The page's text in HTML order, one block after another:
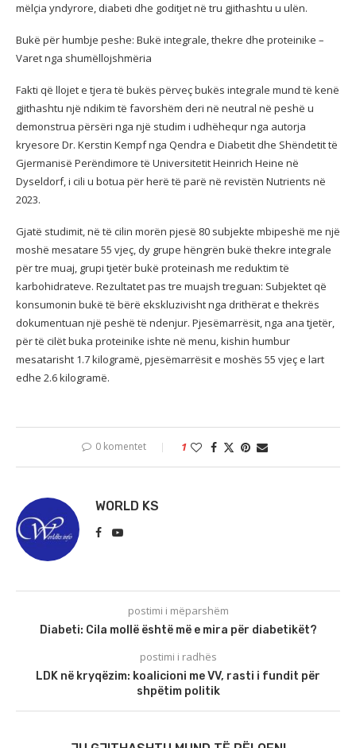
mëlçia yndyrore, diabeti dhe goditjet në tru gjithashtu u ulën.
Bukë për humbje peshe: Bukë integrale, thekre dhe proteinike –
Varet nga shumëllojshmëria
Fakti që llojet e tjera të bukës përveç bukës integrale mund të kenë
gjithashtu një ndikim të favorshëm deri në neutral në peshë u
demonstrua përsëri nga një studim i udhëhequr nga autorja
kryesore Dr. Kerstin Kempf nga Qendra e Diabetit dhe Shëndetit të
Gjermanisë Perëndimore të Universitetit Heinrich Heine në
Dyseldorf, i cili u botua për herë të parë në revistën Nutrients në
2023.
Gjatë studimit, në të cilin morën pjesë 80 subjekte mbipeshë me një
moshë mesatare 55 vjeç, dy grupe hëngrën bukë thekre integrale
për tre muaj, grupi tjetër bukë proteinash me reduktim të
karbohidrateve. Rezultatet pas tre muajsh treguan: Subjektet që
konsumonin bukë të bërë ekskluzivisht nga drithërat e thekrës
dokumentuan një peshë të ndenjur. Pjesëmarrësit, nga ana tjetër,
për të cilët buka proteinike ishte në menu, kishin humbur
mesatarisht 1.7 kilogramë, pjesëmarrësit e moshës 55 vjeç e lart
edhe 2.6 kilogramë.
0 komentet 1
WORLD KS
postimi i mëparshëm
Diabeti: Cila mollë është më e mira për diabetikët?
postimi i radhës
LDK në kryqëzim: koalicioni me VV, rasti i fundit për
shpëtim politik